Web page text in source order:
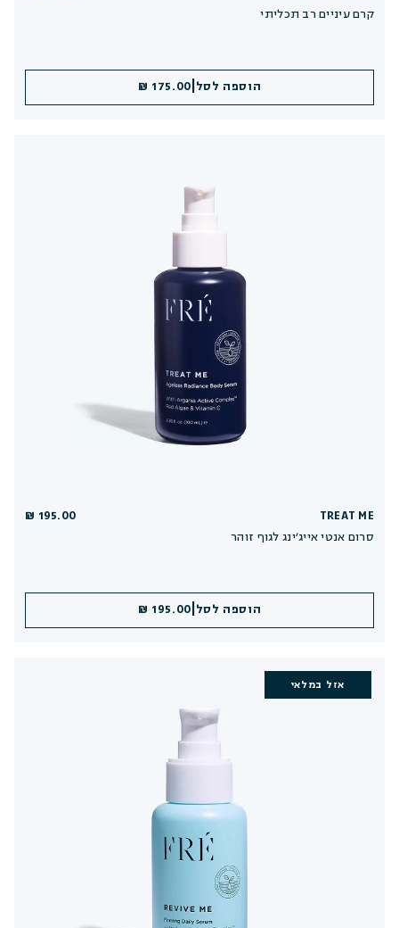
קרם עיניים רב תכליתי
הוספה לסל 175.00 ₪
TREAT ME
סרום אנטי אייג׳ינג לגוף זוהר
195.00 ₪
הוספה לסל 195.00 ₪
אזל במלאי